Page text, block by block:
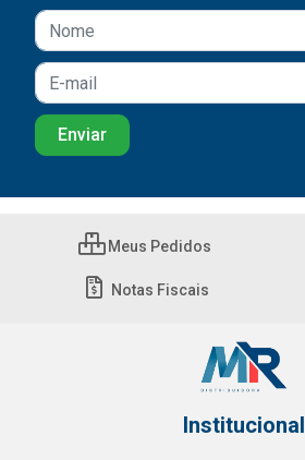
Meus Pedidos
Notas Fiscais
Institucional